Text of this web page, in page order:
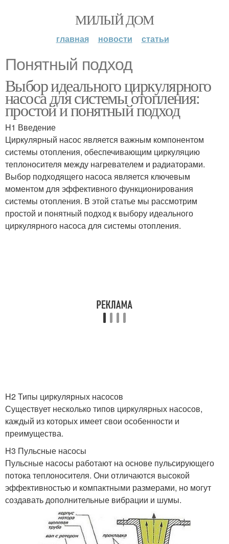
МИЛЫЙ ДОМ
главная новости статьи
Понятный подход
Выбор идеального циркулярного
насоса для системы отопления:
простой и понятный подход
H1 Введение
Циркулярный насос является важным компонентом
системы отопления, обеспечивающим циркуляцию
теплоносителя между нагревателем и радиаторами.
Выбор подходящего насоса является ключевым
моментом для эффективного функционирования
системы отопления. В этой статье мы рассмотрим
простой и понятный подход к выбору идеального
циркулярного насоса для системы отопления.
H2 Типы циркулярных насосов
Существует несколько типов циркулярных насосов,
каждый из которых имеет свои особенности и
преимущества.
H3 Пульсные насосы
Пульсные насосы работают на основе пульсирующего
потока теплоносителя. Они отличаются высокой
эффективностью и компактными размерами, но могут
создавать дополнительные вибрации и шумы.